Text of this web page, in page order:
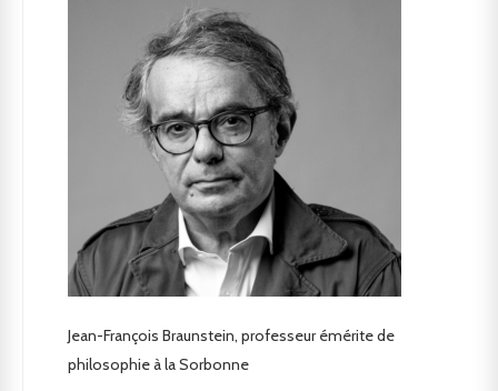
Jean-François Braunstein, professeur émérite de
philosophie à la Sorbonne